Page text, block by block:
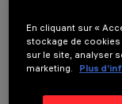
En cliquant sur «
stockage de
sur le site, analyser
marketing.
Plus